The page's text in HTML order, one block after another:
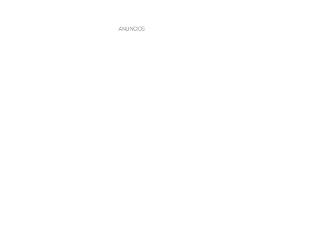
ANUNCIOS